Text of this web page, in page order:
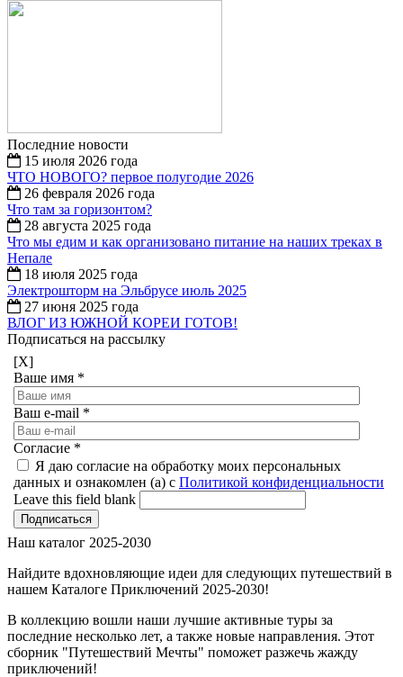
Последние новости
15 июля 2026 года
ЧТО НОВОГО? первое полугодие 2026
26 февраля 2026 года
Что там за горизонтом?
28 августа 2025 года
Что мы едим и как организовано питание на наших треках в
Непале
18 июля 2025 года
Электрошторм на Эльбрусе июль 2025
27 июня 2025 года
ВЛОГ ИЗ ЮЖНОЙ КОРЕИ ГОТОВ!
Подписаться на рассылку
[X]
Ваше имя *
Ваш e-mail *
Согласие *
Я даю согласие на обработку моих персональных
данных и ознакомлен (а) с Политикой конфиденциальности
Leave this field blank
Наш каталог 2025-2030
Найдите вдохновляющие идеи для следующих путешествий в
нашем Каталоге Приключений 2025-2030!
В коллекцию вошли наши лучшие активные туры за
последние несколько лет, а также новые направления. Этот
сборник "Путешествий Мечты" поможет разжечь жажду
приключений!